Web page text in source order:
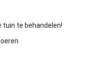
tuin te behandelen!